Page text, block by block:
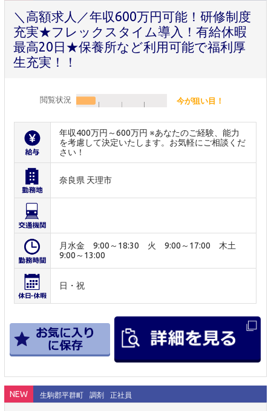
＼高額求人／年収600万円可能！研修制度
充実★フレックスタイム導入！有給休暇
最高20日★保養所など利用可能で福利厚
生充実！！
閲覧状況 今が狙い目！
年収400万円～600万円 ※あなたのご経験、能力
を考慮して決定いたします。お気軽にご相談くだ
さい！
奈良県 天理市
月水金 9:00～18:30 火 9:00～17:00 木土
9:00～13:00
日・祝
NEW 生駒郡平群町 調剤 正社員